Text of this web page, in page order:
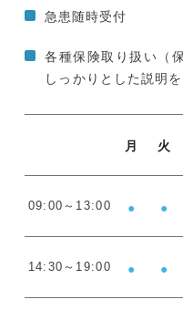
急患随時受付
各種保険取り扱い（
しっかりとした説明
月 火
09:00～13:00 ● ●
14:30～19:00 ● ●